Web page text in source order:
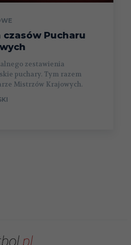
Pucharu
zestawienia
puchary. Tym razem
Mistrzów Krajowych.